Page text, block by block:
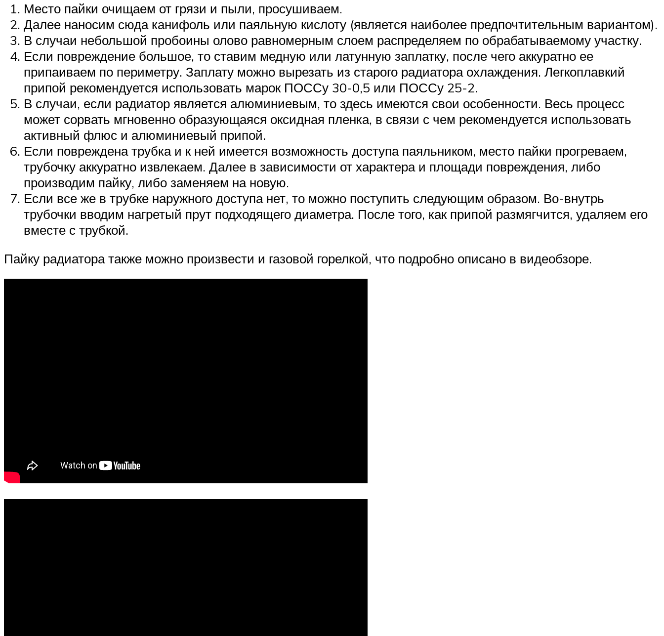
Место пайки очищаем от грязи и пыли, просушиваем.
Далее наносим сюда канифоль или паяльную кислоту (является наиболее предпочтительным вариантом).
В случаи небольшой пробоины олово равномерным слоем распределяем по обрабатываемому участку.
Если повреждение большое, то ставим медную или латунную заплатку, после чего аккуратно ее
припаиваем по периметру. Заплату можно вырезать из старого радиатора охлаждения. Легкоплавкий
припой рекомендуется использовать марок ПОС­Су 30-0,5 или ПОС­Су 25-2.
В случаи, если радиатор является алюминиевым, то здесь имеются свои особенности. Весь процесс
может сорвать мгновенно образующаяся оксидная пленка, в связи с чем рекомендуется использовать
активный флюс и алюминиевый припой.
Если повреждена трубка и к ней имеется возможность доступа паяльником, место пайки прогреваем,
трубочку аккуратно извлекаем. Далее в зависимости от характера и площади повреждения, либо
производим пайку, либо заменяем на новую.
Если все же в трубке наружного доступа нет, то можно поступить следующим образом. Во-внутрь
трубочки вводим нагретый прут подходящего диаметра. После того, как припой размягчится, удаляем его
вместе с трубкой.
Пайку радиатора также можно произвести и газовой горелкой, что подробно описано в видеобзоре.